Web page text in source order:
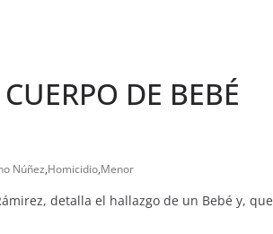
DE BEBÉ
Núñez,Homicidio,Menor
detalla el hallazgo de un Bebé y, que